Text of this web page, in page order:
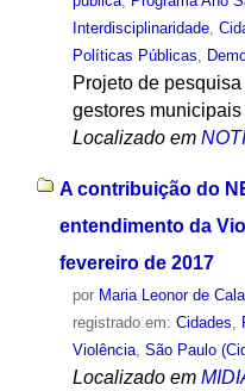
Interdisciplinaridade,
Políticas Públicas,
Projeto de
gestores municipais
Localizado em
A contribuição do
entendimento da
fevereiro de 2017
por Maria Leonor de
registrado em: Cidades
Violência, São Paulo
Localizado em